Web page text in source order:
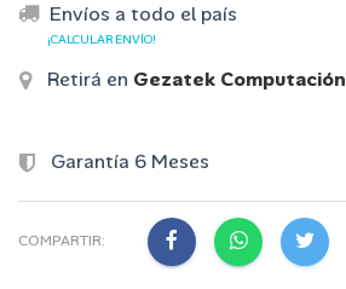
Envíos a todo el país
¡CALCULAR ENVÍO!
Retirá en Gezatek Computación
Garantía 6 Meses
COMPARTIR: